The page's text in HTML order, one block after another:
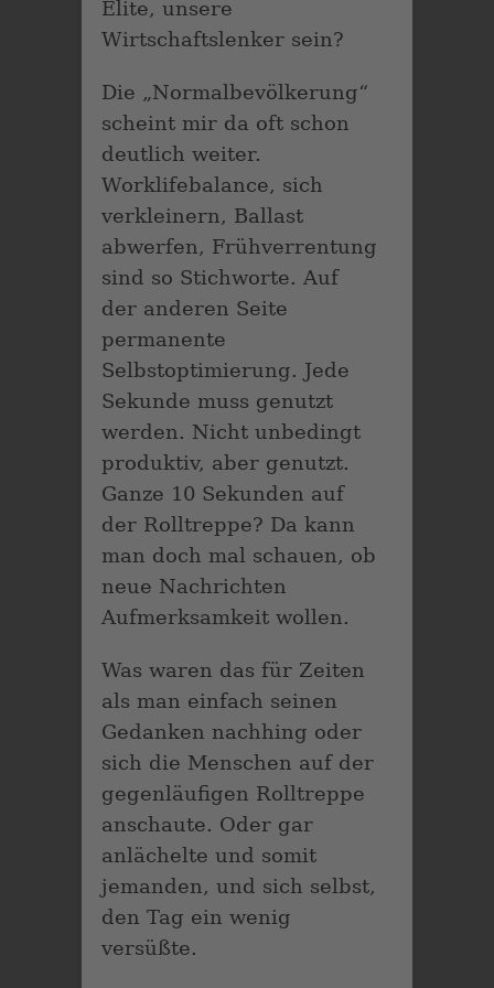
Elite, unsere
Wirtschaftslenker sein?
Die „Normalbevölkerung“
scheint mir da oft schon
deutlich weiter.
Worklifebalance, sich
verkleinern, Ballast
abwerfen, Frühverrentung
sind so Stichworte. Auf
der anderen Seite
permanente
Selbstoptimierung. Jede
Sekunde muss genutzt
werden. Nicht unbedingt
produktiv, aber genutzt.
Ganze 10 Sekunden auf
der Rolltreppe? Da kann
man doch mal schauen, ob
neue Nachrichten
Aufmerksamkeit wollen.
Was waren das für Zeiten
als man einfach seinen
Gedanken nachhing oder
sich die Menschen auf der
gegenläufigen Rolltreppe
anschaute. Oder gar
anlächelte und somit
jemanden, und sich selbst,
den Tag ein wenig
versüßte.